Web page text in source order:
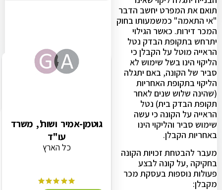
תואם את המפרט יחשב הדבר
"אי התאמה" כמשמעותו בחוק
המכר דירות. כאשר הגילוי
יתרחש בתקופת הבדק נטל
הראייה מוטל על הקבלן כי
הליקוי הינו בשל שימוש לא
סביר של הקונה, באם יתגלה
הליקוי בתקופת האחריות
(שהינה שלוש שנים לאחר
תקופת הבדק בית) נטל
הראייה על הקונה כי עשה
שימוש סביר והליקוי הינו
באחריות הקבלן.
מעבר להבטחת זכויות הקונה
בחקיקה ,על קונה לבצע
פעולות נוספות בעסקת מכר
מקבלן:
גוטמן-אמיר ושות', משרד
עו"ד
כל הארץ